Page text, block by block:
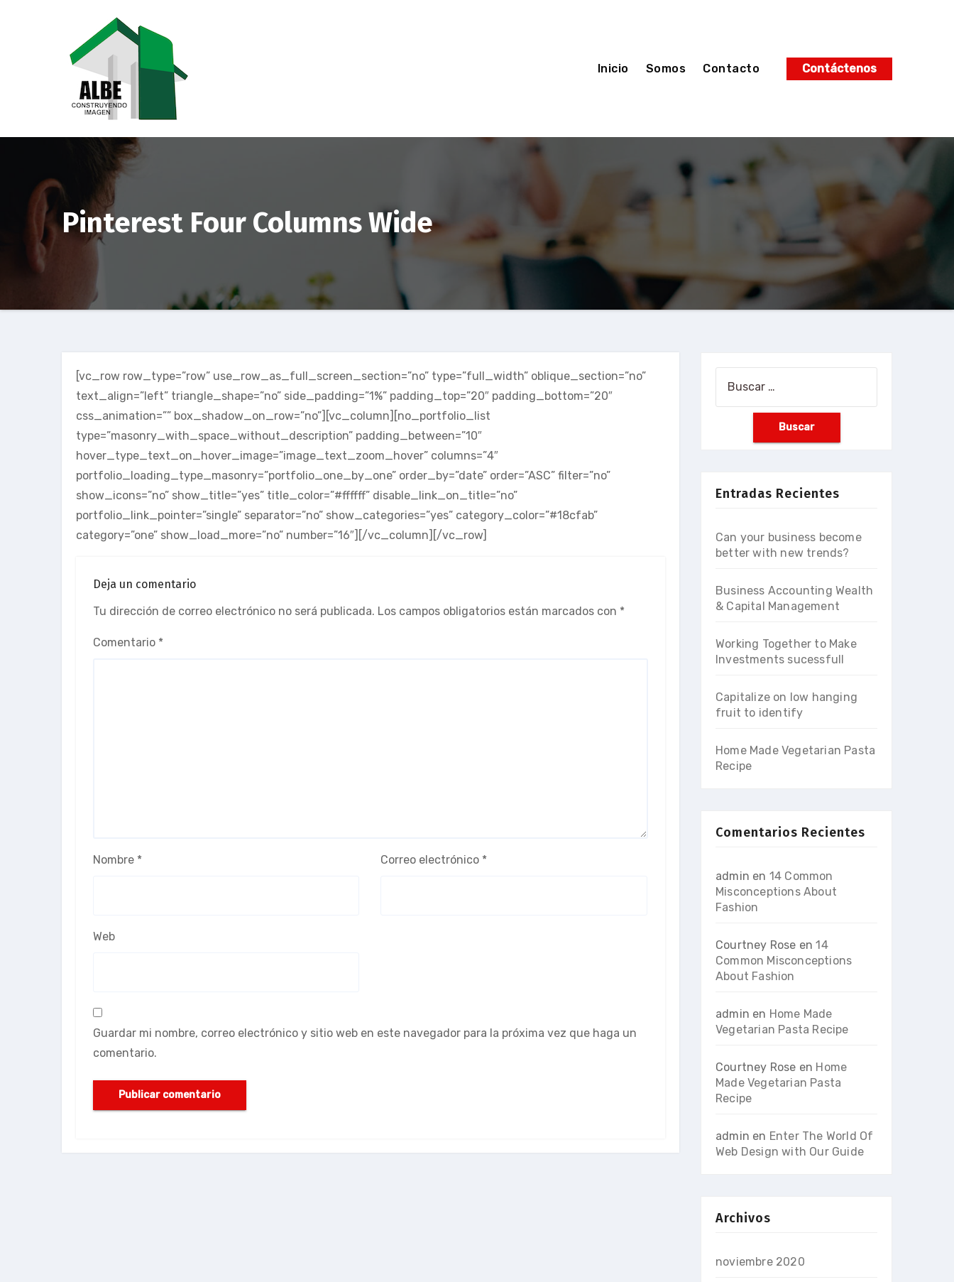
Inicio
Somos Contacto Contáctenos
Pinterest Four Columns Wide
[vc_row row_type=”row” use_row_as_full_screen_section=”no” type=”full_width” oblique_section=”no”
text_align=”left” triangle_shape=”no” side_padding=”1%” padding_top=”20″ padding_bottom=”20″
css_animation=”” box_shadow_on_row=”no”][vc_column][no_portfolio_list
type=”masonry_with_space_without_description” padding_between=”10″
hover_type_text_on_hover_image=”image_text_zoom_hover” columns=”4″
portfolio_loading_type_masonry=”portfolio_one_by_one” order_by=”date” order=”ASC” filter=”no”
show_icons=”no” show_title=”yes” title_color=”#ffffff” disable_link_on_title=”no”
portfolio_link_pointer=”single” separator=”no” show_categories=”yes” category_color=”#18cfab”
category=”one” show_load_more=”no” number=”16″][/vc_column][/vc_row]
Deja un comentario
Tu dirección de correo electrónico no será publicada. Los campos obligatorios están marcados con *
Comentario *
Nombre * Correo electrónico *
Web
Guardar mi nombre, correo electrónico y sitio web en este navegador para la próxima vez que haga un
comentario.
Entradas Recientes
Can your business become
better with new trends?
Business Accounting Wealth
& Capital Management
Working Together to Make
Investments sucessfull
Capitalize on low hanging
fruit to identify
Home Made Vegetarian Pasta
Recipe
Comentarios Recientes
admin en 14 Common
Misconceptions About
Fashion
Courtney Rose en14
Common Misconceptions
About Fashion
admin en Home Made
Vegetarian Pasta Recipe
Courtney Rose en Home
Made Vegetarian Pasta
Recipe
admin en Enter The World Of
Web Design with Our Guide
Archivos
noviembre 2020